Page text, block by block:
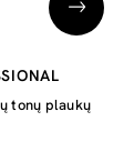
tonų plaukų